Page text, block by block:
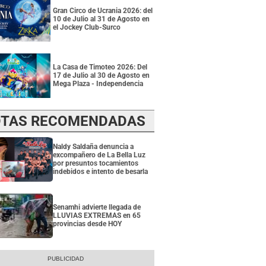
Gran Circo de Ucrania 2026: del
10 de Julio al 31 de Agosto en
el Jockey Club-Surco
La Casa de Timoteo 2026: Del
17 de Julio al 30 de Agosto en
Mega Plaza - Independencia
RECOMENDADAS
Naldy Saldaña denuncia a
excompañero de La Bella Luz
por presuntos tocamientos
indebidos e intento de besarla
Senamhi advierte llegada de
LLUVIAS EXTREMAS en 65
provincias desde HOY